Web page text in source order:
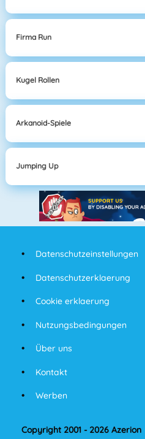
Firma Run
Kugel Rollen
Arkanoid-Spiele
Jumping Up
Datenschutzeinstellungen
Datenschutzerklaerung
Cookie erklaerung
Nutzungsbedingungen
Über uns
Kontakt
Werben
Copyright 2001 - 2026 Azerion